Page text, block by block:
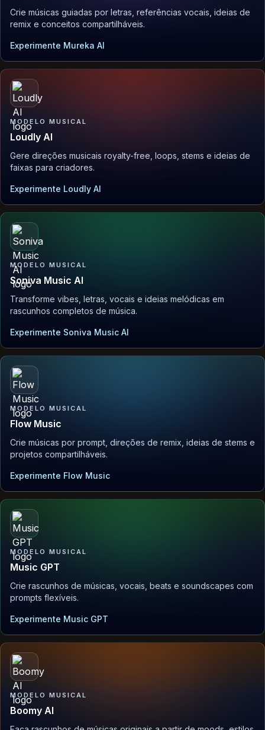
Crie músicas guiadas por letras, referências vocais, ideias de
remix e conceitos compartilháveis.
Experimente Mureka AI
MODELO MUSICAL
Loudly AI
Gere direções musicais royalty-free, loops, stems e ideias de
faixas para criadores.
Experimente Loudly AI
MODELO MUSICAL
Soniva Music AI
Transforme vibes, letras, vocais e ideias melódicas em
rascunhos completos de música.
Experimente Soniva Music AI
MODELO MUSICAL
Flow Music
Crie músicas por prompt, direções de remix, ideias de stems e
projetos compartilháveis.
Experimente Flow Music
MODELO MUSICAL
Music GPT
Crie rascunhos de músicas, vocais, beats e soundscapes com
prompts flexíveis.
Experimente Music GPT
MODELO MUSICAL
Boomy AI